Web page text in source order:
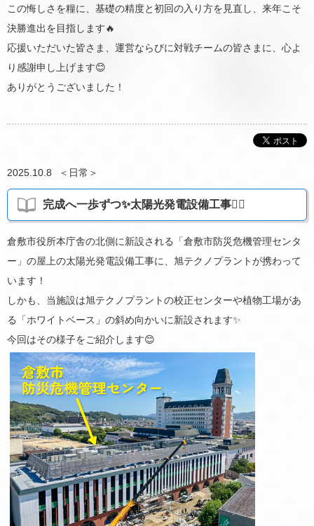
この悔しさを糧に、基礎の精度と初回の入り方を見直し、来年こそ
決勝進出を目指します🔥
応援いただいた皆さま、運営ならびに対戦チームの皆さまに、心よ
り感謝申し上げます😊
ありがとうございました！
2025.10.8 ＜ 日常 ＞
完成へ一歩ずつ✨太陽光発電設備工事👷‍♂️
倉敷市役所本庁舎の北側に新設される「倉敷市防災危機管理センタ
ー」の屋上の太陽光発電設備工事に、旭テクノプラントが携わって
います！
しかも、当施設は旭テクノプラントの校正センターや植物工場があ
る「ホワイトベース」の斜め向かいに新設されます✨
今回はその様子をご紹介します😊